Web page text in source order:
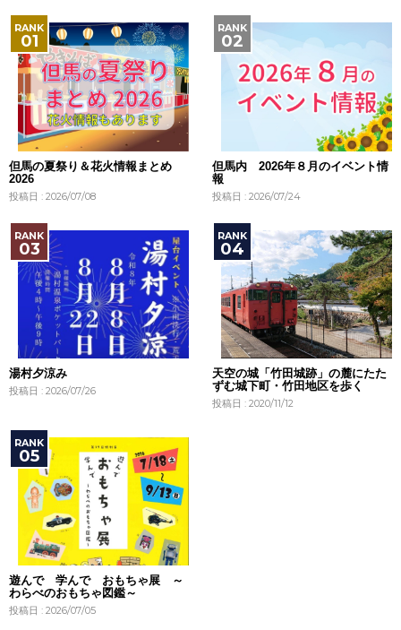
但馬の夏祭り＆花火情報まとめ
2026
投稿日 : 2026/07/08
但馬内 2026年８月のイベント情
報
投稿日 : 2026/07/24
湯村夕涼み
投稿日 : 2026/07/26
天空の城「竹田城跡」の麓にたた
ずむ城下町・竹田地区を歩く
投稿日 : 2020/11/12
遊んで 学んで おもちゃ展 ～
わらべのおもちゃ図鑑～
投稿日 : 2026/07/05